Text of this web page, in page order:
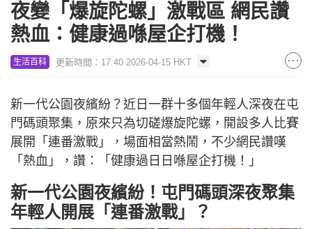
夜變「爆旋陀螺」激戰區 網民讚
熱血：健康過喺屋企打機！
生活百科 更新時間：17:40 2026-04-15 HKT
新一代公園夜繽紛？近日一群十多個年輕人深夜在屯
門碼頭聚集，原來只為切磋爆旋陀螺，開設多人比賽
展開「連番激戰」，場面相當熱鬧，不少網民讚嘆
「熱血」，讚：「健康過日日喺屋企打機！」
新一代公園夜繽紛！屯門碼頭深夜聚集
年輕人開展「連番激戰」？